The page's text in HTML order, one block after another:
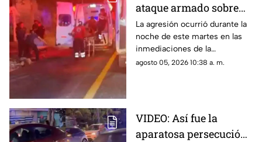
ataque armado sobre
carretera federal de
Iguala
La agresión ocurrió durante la
noche de este martes en las
inmediaciones de la
comunidad de El Naranjo.
agosto 05, 2026 10:38 a. m.
VIDEO: Así fue la
aparatosa persecución